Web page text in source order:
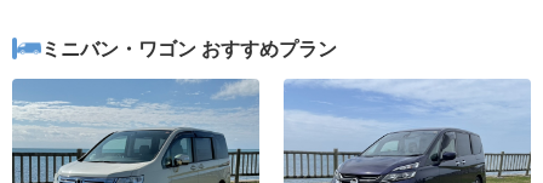
ミニバン・ワゴン おすすめプラン